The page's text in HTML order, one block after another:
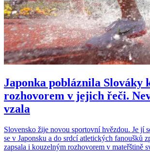
Japonka pobláznila Slováky
rozhovorem v jejich řeči.
vzala
Slovensko žije novou sportovní hvězdou. Je jí
se v Japonsku a do srdcí atletických fanoušků
zapsala i kouzelným rozhovorem v mateřštině